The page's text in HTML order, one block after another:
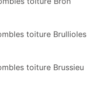
toiture Brullioles
toiture Brussieu